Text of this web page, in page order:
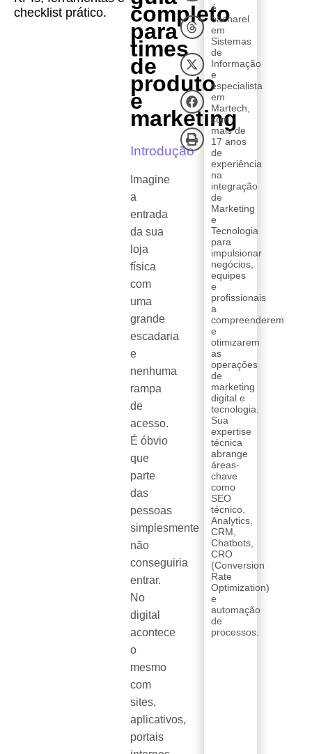
checklist prático.
completo
para
times
de
produto
e
marketing
Introdução
Imagine
a
entrada
da sua
loja
física
com
uma
grande
escadaria
e
nenhuma
rampa
de
acesso.
É óbvio
que
parte
das
pessoas
simplesmente
não
conseguiria
entrar.
No
digital
acontece
o
mesmo
com
sites,
aplicativos,
portais
é
bacharel
em
Sistemas
de
Informação
e
especialista
em
Martech,
com
mais de
17 anos
de
experiência
na
integração
de
Marketing
e
Tecnologia
para
impulsionar
negócios,
equipes
e
profissionais
a
compreenderem
e
otimizarem
as
operações
de
marketing
digital e
tecnologia.
Sua
expertise
técnica
abrange
áreas-
chave
como
SEO
técnico,
Analytics,
CRM,
Chatbots,
CRO
(Conversion
Rate
Optimization)
e
automação
de
processos.